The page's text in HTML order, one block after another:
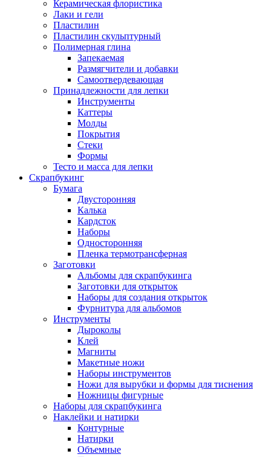
Керамическая флористика
Лаки и гели
Пластилин
Пластилин скульптурный
Полимерная глина
Запекаемая
Размягчители и добавки
Самоотвердевающая
Принадлежности для лепки
Инструменты
Каттеры
Молды
Покрытия
Стеки
Формы
Тесто и масса для лепки
Скрапбукинг
Бумага
Двусторонняя
Калька
Кардсток
Наборы
Односторонняя
Пленка термотрансферная
Заготовки
Альбомы для скрапбукинга
Заготовки для открыток
Наборы для создания открыток
Фурнитура для альбомов
Инструменты
Дыроколы
Клей
Магниты
Макетные ножи
Наборы инструментов
Ножи для вырубки и формы для тиснения
Ножницы фигурные
Наборы для скрапбукинга
Наклейки и натирки
Контурные
Натирки
Объемные